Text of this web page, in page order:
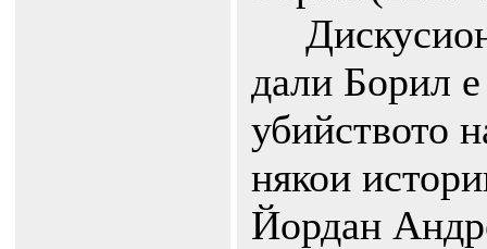
дали Борил
убийството
някои
Йордан